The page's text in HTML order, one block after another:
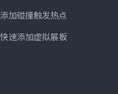
添加碰撞触发热点
快速添加虚拟展板